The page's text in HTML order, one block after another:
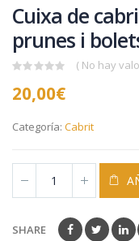
Cuixa de
prunes i
out
of
( No hay
20,00€
Categoría: Cabrit
SHARE